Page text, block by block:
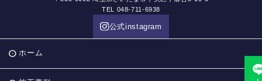
TEL 048-711-6938
公式instagram
ホーム